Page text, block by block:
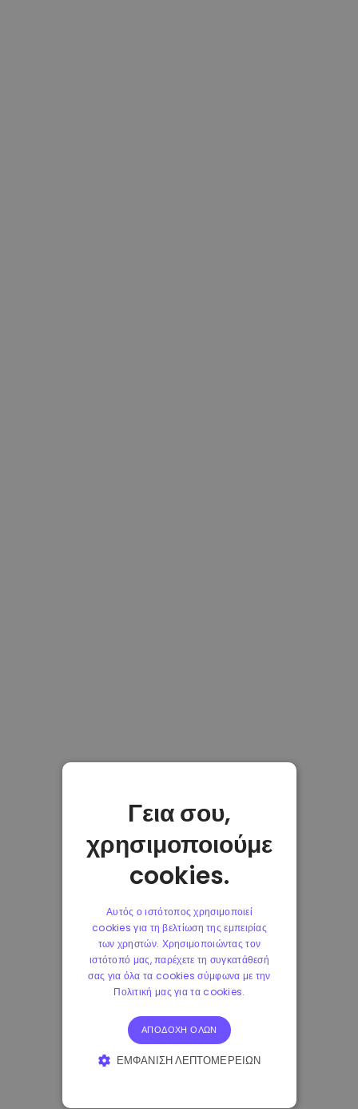
Γεια σου,
χρησιμοποιούμε
cookies.
Αυτός ο ιστότοπος χρησιμοποιεί
cookies για τη βελτίωση της εμπειρίας
των χρηστών. Χρησιμοποιώντας τον
ιστότοπό μας, παρέχετε τη συγκατάθεσή
σας για όλα τα cookies σύμφωνα με την
Πολιτική μας για τα cookies.
ΑΠΟΔΟΧΉ ΌΛΩΝ
ΕΜΦΆΝΙΣΗ ΛΕΠΤΟΜΕΡΕΙΏΝ